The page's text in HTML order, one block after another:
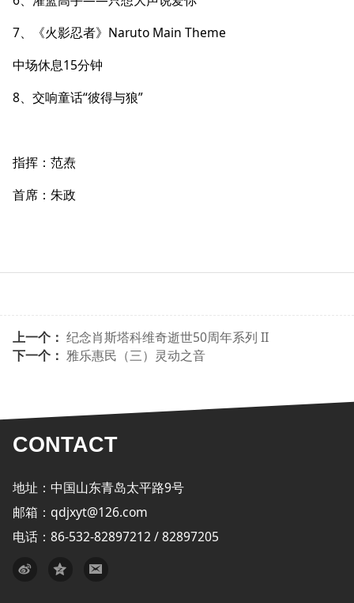
7、《火影忍者》Naruto Main Theme
中场休息15分钟
8、交响童话“彼得与狼”
指挥：范焘
首席：朱政
上一个： 纪念肖斯塔科维奇逝世50周年系列 II
下一个： 雅乐惠民（三）灵动之音
CONTACT
地址：中国山东青岛太平路9号
邮箱：qdjxyt@126.com
电话：86-532-82897212 / 82897205